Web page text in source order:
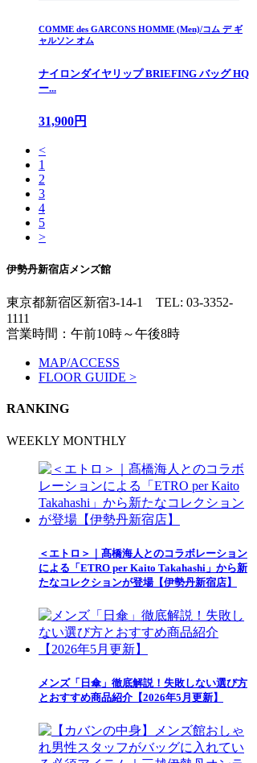
COMME des GARCONS HOMME (Men)/コム デ ギ
ャルソン オム
ナイロンダイヤリップ BRIEFING バッグ HQ
ー...
31,900円
<
1
2
3
4
5
>
伊勢丹新宿店メンズ館
東京都新宿区新宿3-14-1 TEL: 03-3352-
1111
営業時間：午前10時～午後8時
MAP/ACCESS
FLOOR GUIDE >
RANKING
WEEKLY MONTHLY
＜エトロ＞｜髙橋海人とのコラボレーション
による「ETRO per Kaito Takahashi」から新
たなコレクションが登場【伊勢丹新宿店】
メンズ「日傘」徹底解説！失敗しない選び方
とおすすめ商品紹介【2026年5月更新】